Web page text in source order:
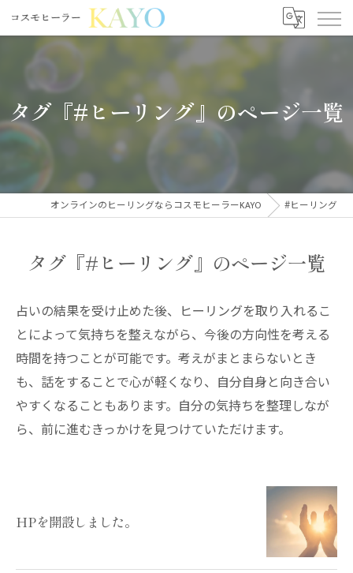
タグ『#ヒーリング』のページ一覧
オンラインのヒーリングならコスモヒーラーKAYO #ヒーリング
タグ『#ヒーリング』のページ一覧
占いの結果を受け止めた後、ヒーリングを取り入れるこ
とによって気持ちを整えながら、今後の方向性を考える
時間を持つことが可能です。考えがまとまらないとき
も、話をすることで心が軽くなり、自分自身と向き合い
やすくなることもあります。自分の気持ちを整理しなが
ら、前に進むきっかけを見つけていただけます。
HPを開設しました。